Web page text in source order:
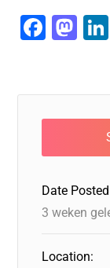
F
e
b
o
o
k
M
o
d
o
n
Date
3 weken
Location: